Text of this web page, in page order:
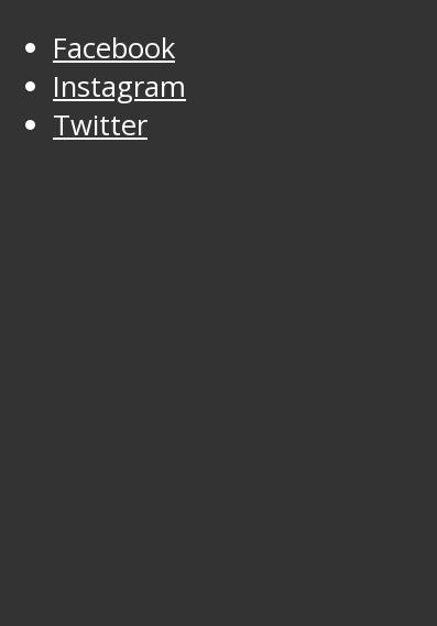
Facebook
Instagram
Twitter